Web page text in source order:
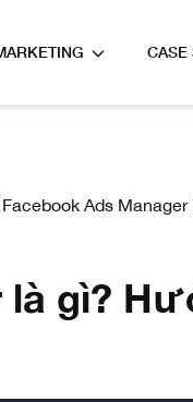
CASE
Facebook Ads
gì?